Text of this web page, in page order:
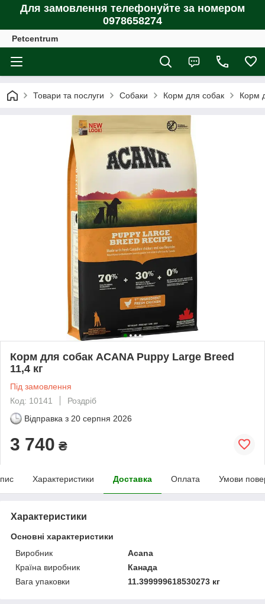
Для замовлення телефонуйте за номером
0978658274
Petcentrum
Товари та послуги Собаки Корм для собак Корм
Корм для собак ACANA Puppy Large Breed
11,4 кг
Під замовлення
Код: 10141
Роздріб
Відправка з 20 серпня 2026
3 740 ₴
Характеристики Доставка Оплата Умови
Характеристики
Основні характеристики
Виробник
Acana
Країна виробник
Канада
Вага упаковки
11.399999618530273 кг